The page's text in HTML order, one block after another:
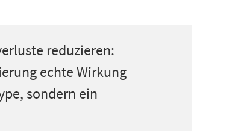
reduzieren:
echte Wirkung
sondern ein